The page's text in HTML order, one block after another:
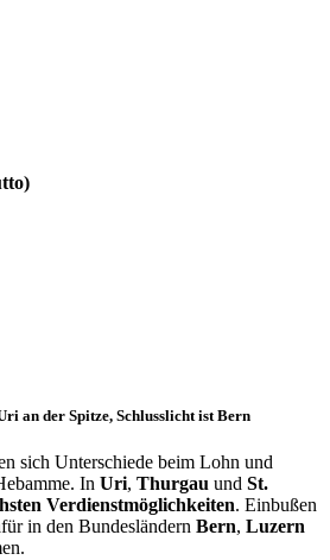
an der Spitze, Schlusslicht ist Bern
sich Unterschiede beim Lohn und
In Uri, Thurgau und St.
Verdienstmöglichkeiten. Einbußen
in den Bundesländern Bern, Luzern